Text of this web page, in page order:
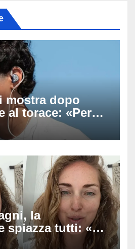
mostra dopo
al torace: «Per
in trappola», il
difficile percorso
la
spiazza tutti: «Un
che mi rifacessi